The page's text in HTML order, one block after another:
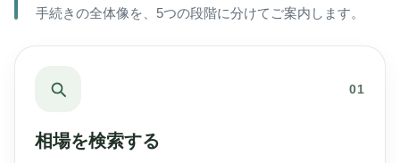
手続きの全体像を、5つの段階に分けてご案内します。
01
相場を検索する